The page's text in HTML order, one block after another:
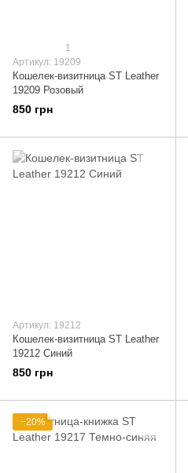
1
Артикул: 19209
Кошелек-визитница ST Leather
19209 Розовый
850 грн
Артикул: 19212
Кошелек-визитница ST Leather
19212 Синий
850 грн
−20%